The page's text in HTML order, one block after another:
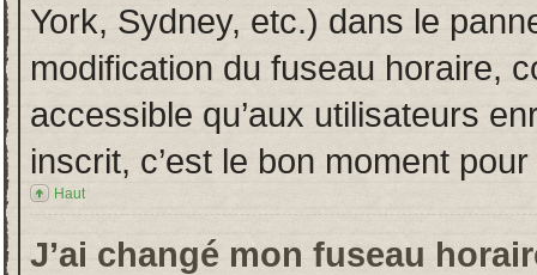
York, Sydney, etc.) dans le
modification du fuseau horaire,
accessible qu’aux utilisateurs
inscrit, c’est le bon moment
Haut
J’ai changé mon fuseau